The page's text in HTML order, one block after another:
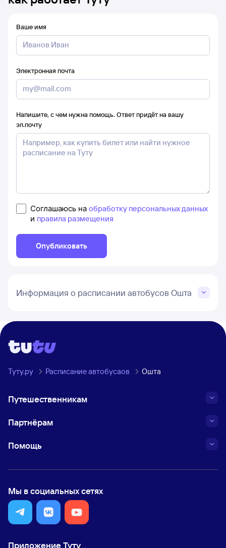
Ваше имя
Электронная почта
Напишите, с чем нужна помощь. Ответ придёт на вашу
эл.почту
Соглашаюсь на обработку персональных данных
и правила размещения
Опубликовать
Информация о расписании автобусов Ошта
Туту.ру Расписание автобусаов Ошта
Путешественникам
Партнёрам
Помощь
Мы в социальных сетях
Приложение Туту